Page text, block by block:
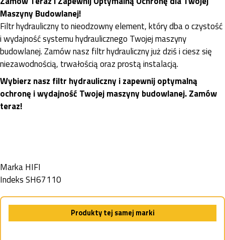
Maszyny Budowlanej!
Filtr hydrauliczny to nieodzowny element, który dba o czystość
i wydajność systemu hydraulicznego Twojej maszyny
budowlanej. Zamów nasz filtr hydrauliczny już dziś i ciesz się
niezawodnością, trwałością oraz prostą instalacją.
Wybierz nasz filtr hydrauliczny i zapewnij optymalną
ochronę i wydajność Twojej maszyny budowlanej. Zamów
teraz!
MarkaHIFI
IndeksSH67110
Produkty tej samej marki